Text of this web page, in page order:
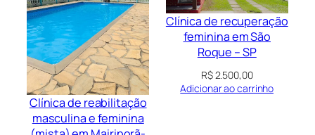
Clínica de reabilitação
masculina e feminina
Clínica de recuperação
feminina em São
Roque – SP
R$2.500,00
Adicionar ao carrinho